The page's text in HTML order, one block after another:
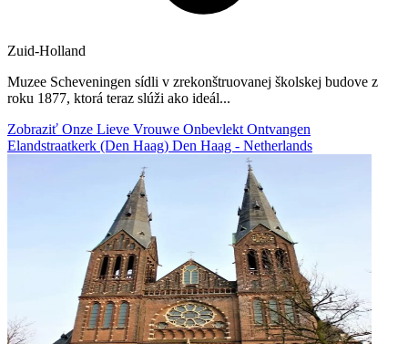
Zuid-Holland
Muzee Scheveningen sídli v zrekonštruovanej školskej budove z
roku 1877, ktorá teraz slúži ako ideál...
Zobraziť Onze Lieve Vrouwe Onbevlekt Ontvangen
Elandstraatkerk (Den Haag) Den Haag - Netherlands